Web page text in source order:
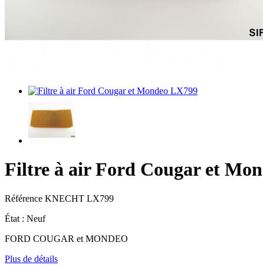
Filtre à air Ford Cougar et
Référence KNECHT LX799
État : Neuf
FORD COUGAR et MONDEO
Plus de détails